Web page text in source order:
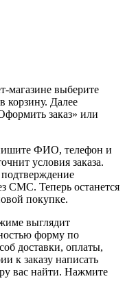
магазине выберите
корзину. Далее
заказ» или
ФИО, телефон и
условия заказа.
подтверждение
СМС. Теперь останется
покупке.
выглядит
форму по
доставки, оплаты,
к заказу написать
вас найти. Нажмите